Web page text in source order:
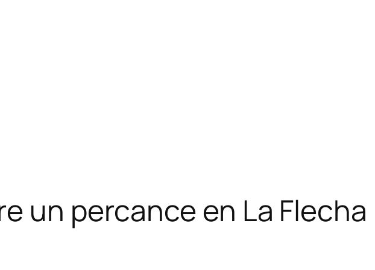
un percance en La Flecha